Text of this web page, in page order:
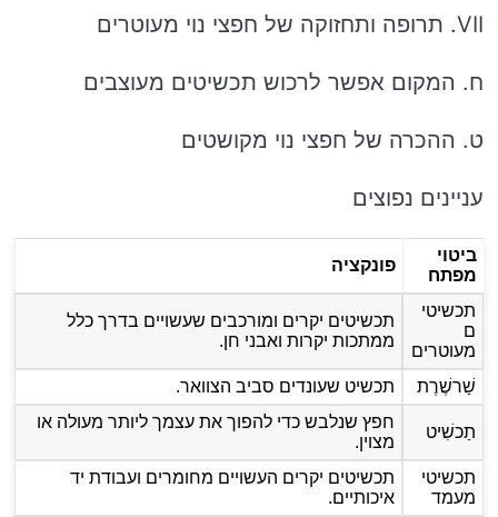
VII. תרופה ותחזוקה של חפצי נוי מעוטרים
ח. המקום אפשר לרכוש תכשיטים מעוצבים
ט. ההכרה של חפצי נוי מקושטים
עניינים נפוצים
ביטוי
מפתח
פונקציה
תכשיטי
ם
מעוטרים
תכשיטים יקרים ומורכבים שעשויים בדרך כלל
ממתכות יקרות ואבני חן.
שַׁרשֶׁרֶת תכשיט שעונדים סביב הצוואר.
תַכשִׁיט
חפץ שנלבש כדי להפוך את עצמך ליותר מעולה או
מצוין.
תכשיטי
מעמד
תכשיטים יקרים העשויים מחומרים ועבודת יד
איכותיים.